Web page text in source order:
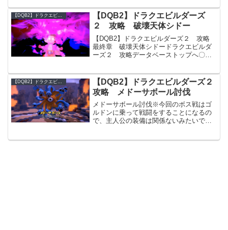
広場へ行く・看守長と会話する・キャベ
ツのタネを貰い、畑に...
【DQB2】ドラクエビルダーズ２ 攻略データベース
【DQB2】ドラクエビルダーズ
２ 攻略 破壊天体シドー
【DQB2】ドラクエビルダーズ２ 攻略
最終章 破壊天体シドードラクエビルダ
ーズ２ 攻略データベーストップへ〇破
帯と似た状態になる〇メタルスライムの
依頼・足場をなくし...
【DQB2】ドラクエビルダーズ２
攻略 メドーサボール討伐
メドーサボール討伐※今回のボス戦はゴ
ルドンに乗って戦闘をすることになるの
で、主人公の装備は関係ないみたいで